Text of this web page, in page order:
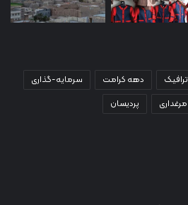
ترافیک دهه کرامت
سرمایه-گذاری
مرغداری
پردیسان